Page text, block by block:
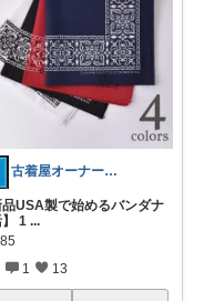
古着屋オーナーが選ぶROOM
品USA製で始めるバンダナ
1 ...
1 13